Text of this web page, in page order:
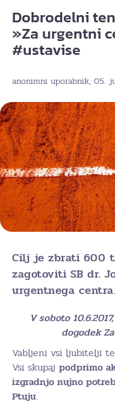
Dobrodelni
»Za urgentni
#ustavise
anonimni uporabnik, 05.
Cilj je zbrati 600
zagotoviti SB dr.
urgentnega centra.
V soboto
dogodek
Vabljeni vsi ljubitelji
Vsi skupaj podprimo
izgradnjo nujno
Ptuju.